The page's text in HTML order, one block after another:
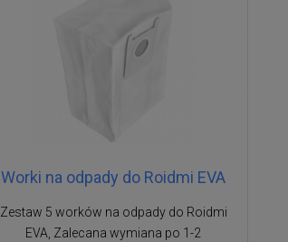
Worki na odpady do Roidmi EVA
Zestaw 5 worków na odpady do Roidmi
EVA, Zalecana wymiana po 1-2